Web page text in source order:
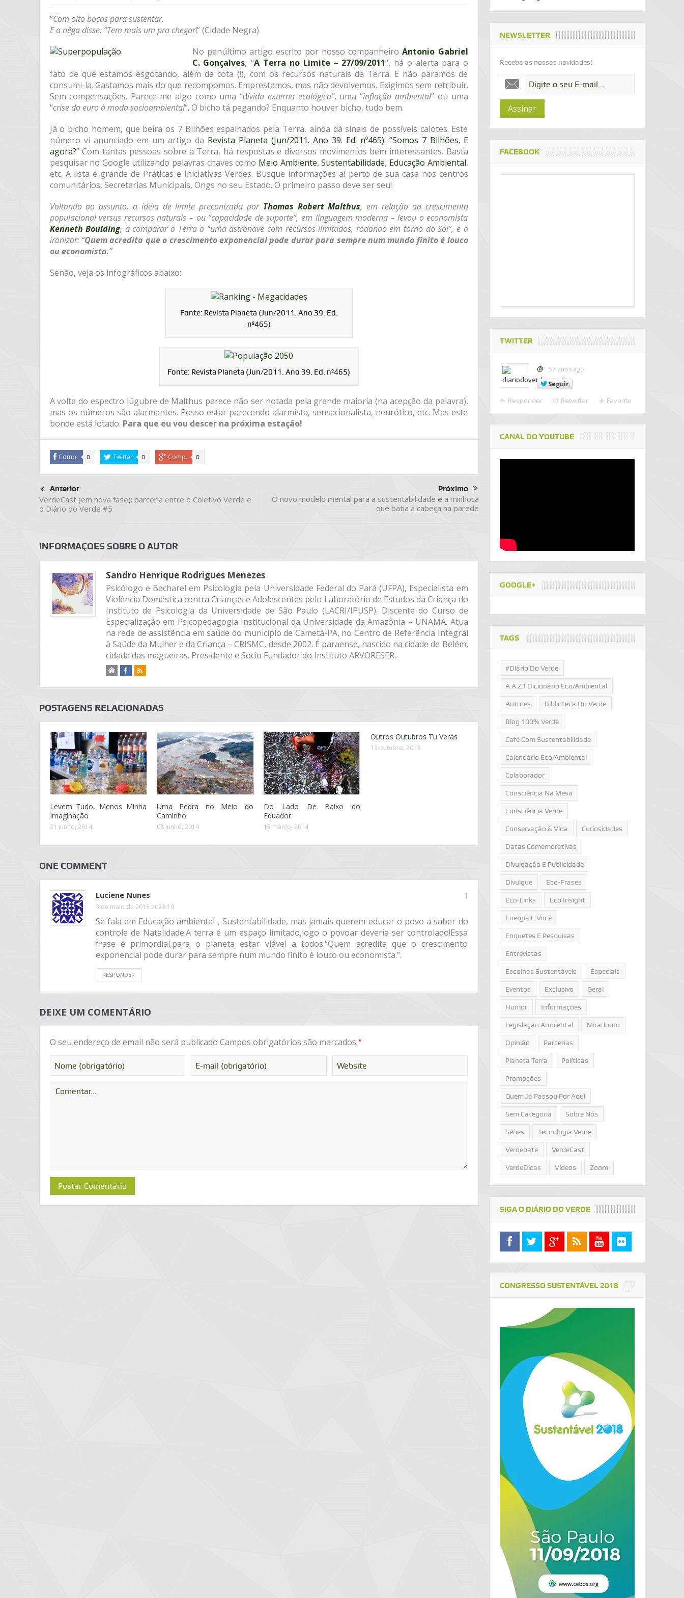
“Com oito bocas para sustentar.
E a nêga disse: “Tem mais um pra chegar!” (Cidade Negra)
No penúltimo artigo escrito por nosso companheiroAntonio Gabriel
C. Gonçalves,“A Terra no Limite – 27/09/2011“, há o alerta para o
fato de que estamos esgotando, além da cota (!), com os recursos naturais da Terra. E não paramos de
consumi-la. Gastamos mais do que recompomos. Emprestamos, mas não devolvemos. Exigimos sem retribuir.
Sem compensações. Parece-me algo como uma “dívida externa ecológica”, uma “inflação ambiental” ou uma
“crise do euro à moda socioambiental“. O bicho tá pegando? Enquanto houver bicho, tudo bem.
Já o bicho homem, que beira os 7 Bilhões espalhados pela Terra, ainda dá sinais de possíveis calotes. Este
número vi anunciado em um artigo da Revista Planeta (Jun/2011. Ano 39. Ed. nº465). “Somos 7 Bilhões. E
agora?” Com tantas pessoas sobre a Terra, há respostas e diversos movimentos bem interessantes. Basta
pesquisar no Google utilizando palavras chaves como Meio Ambiente,Sustentabilidade, Educação Ambiental,
etc. A lista é grande de Práticas e Iniciativas Verdes. Busque informações aí perto de sua casa nos centros
comunitários, Secretarias Municipais, Ongs no seu Estado. O primeiro passo deve ser seu!
Voltando ao assunto, a ideia de limite preconizada por Thomas Robert Malthus, em relação ao crescimento
populacional versus recursos naturais – ou “capacidade de suporte”, em linguagem moderna – levou o economista
Kenneth Boulding, a comparar a Terra a “uma astronave com recursos limitados, rodando em torno do Sol”, e a
ironizar: “Quem acredita que o crescimento exponencial pode durar para sempre num mundo finito é louco
ou economista.”
Senão, veja os infográficos abaixo:
Fonte: Revista Planeta (Jun/2011. Ano 39. Ed.
nº465)
Fonte: Revista Planeta (Jun/2011. Ano 39. Ed. nº465)
A volta do espectro lúgubre de Malthus parece não ser notada pela grande maioria (na acepção da palavra),
mas os números são alarmantes. Posso estar parecendo alarmista, sensacionalista, neurótico, etc. Mas este
bonde está lotado. Para que eu vou descer na próxima estação!
Comp. 0 Twittar 0 Comp. 0
Anterior
VerdeCast (em nova fase): parceria entre o Coletivo Verde e
o Diário do Verde #5
Próximo
O novo modelo mental para a sustentabilidade e a minhoca
que batia a cabeça na parede
INFORMAÇÕES SOBRE O AUTOR
Sandro Henrique Rodrigues Menezes
Psicólogo e Bacharel em Psicologia pela Universidade Federal do Pará (UFPA), Especialista em
Violência Doméstica contra Crianças e Adolescentes pelo Laboratório de Estudos da Criança do
Instituto de Psicologia da Universidade de São Paulo (LACRI/IPUSP). Discente do Curso de
Especialização em Psicopedagogia Institucional da Universidade da Amazônia – UNAMA. Atua
na rede de assistência em saúde do município de Cametá-PA, no Centro de Referência Integral
à Saúde da Mulher e da Criança – CRISMC, desde 2002. É paraense, nascido na cidade de Belém,
cidade das magueiras. Presidente e Sócio Fundador do Instituto ARVORESER.
POSTAGENS RELACIONADAS
Levem Tudo, Menos Minha
Imaginação
21 junho, 2014
Uma Pedra no Meio do
Caminho
08 junho, 2014
Do Lado De Baixo do
Equador
15 março, 2014
Outros Outubros Tu Verás
13 outubro, 2013
ONE COMMENT
1
Luciene Nunes
3 de maio de 2015 at 23:19
Se fala em Educação ambiental , Sustentabilidade, mas jamais querem educar o povo a saber do
controle de Natalidade.A terra é um espaço limitado,logo o povoar deveria ser controlado!Essa
frase é primordial,para o planeta estar viável a todos:“Quem acredita que o crescimento
exponencial pode durar para sempre num mundo finito é louco ou economista.”.
RESPONDER
DEIXE UM COMENTÁRIO
O seu endereço de email não será publicado Campos obrigatórios são marcados *
NEWSLETTER
Receba as nossas novidades!
Assinar
FACEBOOK
TWITTER
@
57 anos ago
Seguir
Responder Retwittar Favorito
CANAL DO YOUTUBE
GOOGLE+
TAGS
#Diário Do Verde
A A Z | Dicionário Eco/Ambiental
Autores Biblioteca Do Verde
Blog 100% Verde
Café Com Sustentabilidade
Calendário Eco/Ambiental
Colaborador
Consciência Na Mesa
Consciência Verde
Conservação & Vida Curiosidades
Datas Comemorativas
Divulgação E Publicidade
Divulgue Eco-Frases
Eco-Links Eco Insight
Energia E Você
Enquetes E Pesquisas
Entrevistas
Escolhas Sustentáveis Especiais
Eventos Exclusivo Geral
Humor Informações
Legislação Ambiental Miradouro
Opinião Parcerias
Planeta Terra Políticas
Promoções
Quem Já Passou Por Aqui
Sem Categoria Sobre Nós
Séries Tecnologia Verde
Verdebate VerdeCast
VerdeDicas Vídeos Zoom
SIGA O DIÁRIO DO VERDE
CONGRESSO SUSTENTÁVEL 2018